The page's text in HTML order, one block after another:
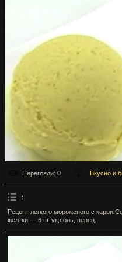
Перегляди: 0 Вкусно и
:
Рецепт легкого мороженого с
желтки — 6 штук;соль, перец.